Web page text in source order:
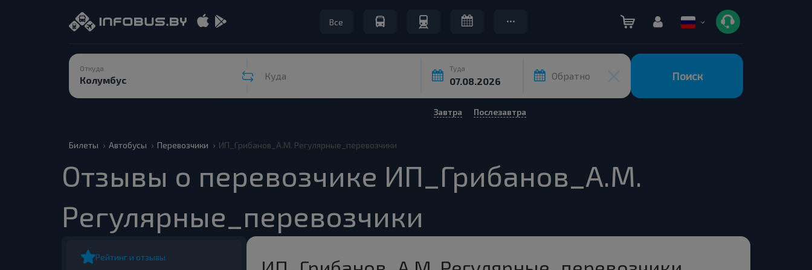
Все
Откуда
Куда
Туда
Обратно Поиск
Завтра Послезавтра
Билеты Автобусы Перевозчики ИП_Грибанов_А.М. Регулярные_перевозчики
Отзывы о перевозчике ИП_Грибанов_А.М.
Регулярные_перевозчики
Рейтинг и отзывы